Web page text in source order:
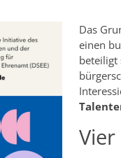
Das
einen
beteiligt